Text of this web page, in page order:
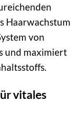
Haarwachstum
von
und maximiert
vitales